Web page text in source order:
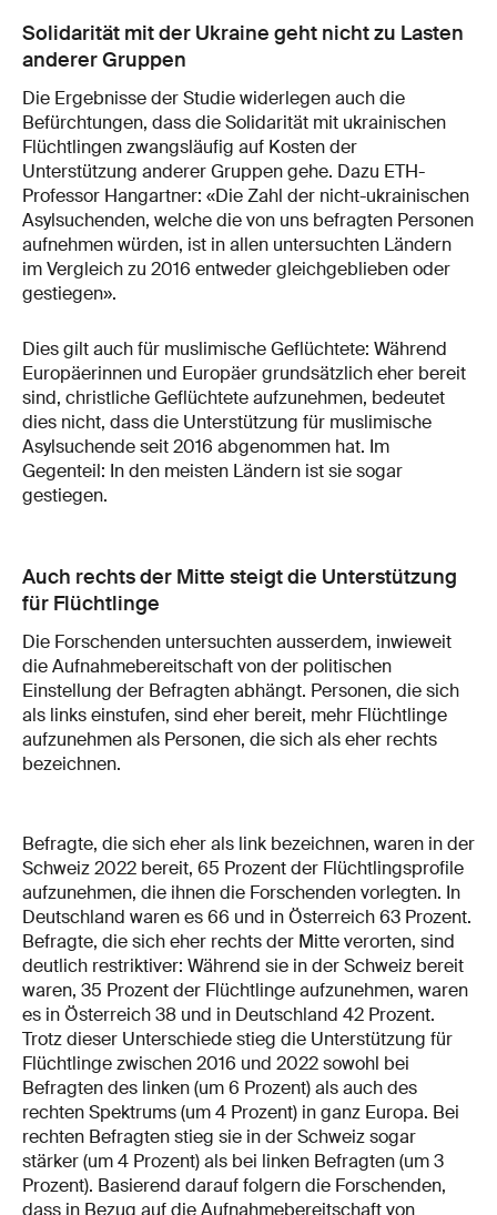
Solidarität mit der Ukraine geht nicht zu Lasten
anderer Gruppen
Die Ergebnisse der Studie widerlegen auch die
Befürchtungen, dass die Solidarität mit ukrainischen
Flüchtlingen zwangsläufig auf Kosten der
Unterstützung anderer Gruppen gehe. Dazu ETH-​
Professor Hangartner: «Die Zahl der nicht-​ukrainischen
Asylsuchenden, welche die von uns befragten Personen
aufnehmen würden, ist in allen untersuchten Ländern
im Vergleich zu 2016 entweder gleichgeblieben oder
gestiegen».
Dies gilt auch für muslimische Geflüchtete: Während
Europäerinnen und Europäer grundsätzlich eher bereit
sind, christliche Geflüchtete aufzunehmen, bedeutet
dies nicht, dass die Unterstützung für muslimische
Asylsuchende seit 2016 abgenommen hat. Im
Gegenteil: In den meisten Ländern ist sie sogar
gestiegen.
Auch rechts der Mitte steigt die Unterstützung
für Flüchtlinge
Die Forschenden untersuchten ausserdem, inwieweit
die Aufnahmebereitschaft von der politischen
Einstellung der Befragten abhängt. Personen, die sich
als links einstufen, sind eher bereit, mehr Flüchtlinge
aufzunehmen als Personen, die sich als eher rechts
bezeichnen.
Befragte, die sich eher als link bezeichnen, waren in der
Schweiz 2022 bereit, 65 Prozent der Flüchtlingsprofile
aufzunehmen, die ihnen die Forschenden vorlegten. In
Deutschland waren es 66 und in Österreich 63 Prozent.
Befragte, die sich eher rechts der Mitte verorten, sind
deutlich restriktiver: Während sie in der Schweiz bereit
waren, 35 Prozent der Flüchtlinge aufzunehmen, waren
es in Österreich 38 und in Deutschland 42 Prozent.
Trotz dieser Unterschiede stieg die Unterstützung für
Flüchtlinge zwischen 2016 und 2022 sowohl bei
Befragten des linken (um 6 Prozent) als auch des
rechten Spektrums (um 4 Prozent) in ganz Europa. Bei
rechten Befragten stieg sie in der Schweiz sogar
stärker (um 4 Prozent) als bei linken Befragten (um 3
Prozent). Basierend darauf folgern die Forschenden,
dass in Bezug auf die Aufnahmebereitschaft von